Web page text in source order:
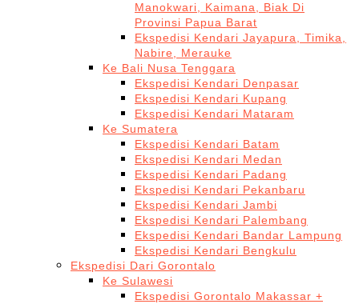
Manokwari, Kaimana, Biak Di
Provinsi Papua Barat
Ekspedisi Kendari Jayapura, Timika,
Nabire, Merauke
Ke Bali Nusa Tenggara
Ekspedisi Kendari Denpasar
Ekspedisi Kendari Kupang
Ekspedisi Kendari Mataram
Ke Sumatera
Ekspedisi Kendari Batam
Ekspedisi Kendari Medan
Ekspedisi Kendari Padang
Ekspedisi Kendari Pekanbaru
Ekspedisi Kendari Jambi
Ekspedisi Kendari Palembang
Ekspedisi Kendari Bandar Lampung
Ekspedisi Kendari Bengkulu
Ekspedisi Dari Gorontalo
Ke Sulawesi
Ekspedisi Gorontalo Makassar +